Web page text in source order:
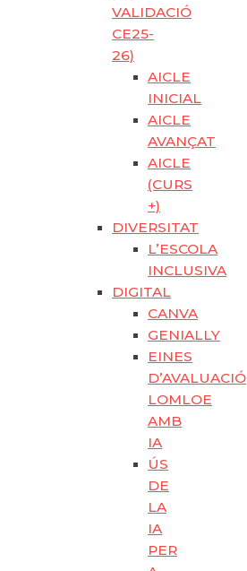
VALIDACIÓ
CE25-
26)
AICLE
INICIAL
AICLE
AVANÇAT
AICLE
(CURS
+)
DIVERSITAT
L’ESCOLA
INCLUSIVA
DIGITAL
CANVA
GENIALLY
EINES
D’AVALUACIÓ
LOMLOE
AMB
IA
ÚS
DE
LA
IA
PER